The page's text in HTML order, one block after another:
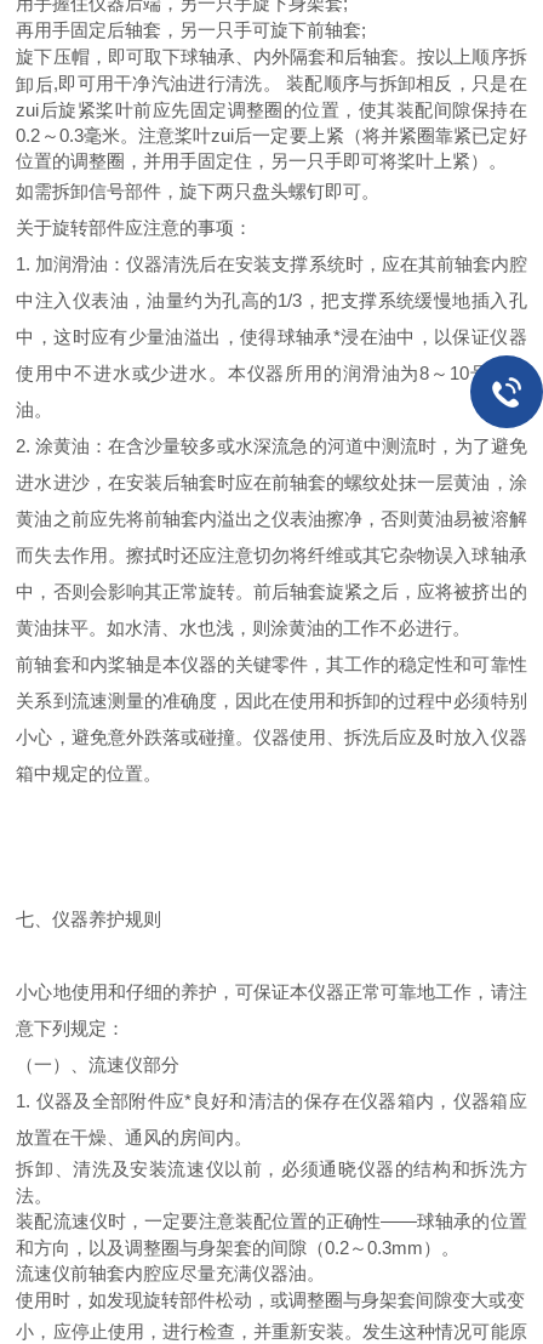
再用手固定后轴套，另一只手可旋下前轴套;
旋下压帽，即可取下球轴承、内外隔套和后轴套。按以上顺序拆
卸后,即可用干净汽油进行清洗。 装配顺序与拆卸相反，只是在
zui后旋紧桨叶前应先固定调整圈的位置，使其装配间隙保持在
0.2～0.3毫米。注意桨叶zui后一定要上紧（将并紧圈靠紧已定好
位置的调整圈，并用手固定住，另一只手即可将桨叶上紧）。
如需拆卸信号部件，旋下两只盘头螺钉即可。
关于旋转部件应注意的事项：
1. 加润滑油：仪器清洗后在安装支撑系统时，应在其前轴套内腔
中注入仪表油，油量约为孔高的1/3，把支撑系统缓慢地插入孔
中，这时应有少量油溢出，使得球轴承*浸在油中，以保证仪器
使用中不进水或少进水。本仪器所用的润滑油为8～10号仪表
油。
2. 涂黄油：在含沙量较多或水深流急的河道中测流时，为了避免
进水进沙，在安装后轴套时应在前轴套的螺纹处抹一层黄油，涂
黄油之前应先将前轴套内溢出之仪表油擦净，否则黄油易被溶解
而失去作用。擦拭时还应注意切勿将纤维或其它杂物误入球轴承
中，否则会影响其正常旋转。前后轴套旋紧之后，应将被挤出的
黄油抹平。如水清、水也浅，则涂黄油的工作不必进行。
前轴套和内桨轴是本仪器的关键零件，其工作的稳定性和可靠性
关系到流速测量的准确度，因此在使用和拆卸的过程中必须特别
小心，避免意外跌落或碰撞。仪器使用、拆洗后应及时放入仪器
箱中规定的位置。
七、仪器养护规则
小心地使用和仔细的养护，可保证本仪器正常可靠地工作，请注
意下列规定：
（一）、流速仪部分
1. 仪器及全部附件应*良好和清洁的保存在仪器箱内，仪器箱应
放置在干燥、通风的房间内。
拆卸、清洗及安装流速仪以前，必须通晓仪器的结构和拆洗方
法。
装配流速仪时，一定要注意装配位置的正确性——球轴承的位置
和方向，以及调整圈与身架套的间隙（0.2～0.3mm）。
流速仪前轴套内腔应尽量充满仪器油。
使用时，如发现旋转部件松动，或调整圈与身架套间隙变大或变
小，应停止使用，进行检查，并重新安装。发生这种情况可能原